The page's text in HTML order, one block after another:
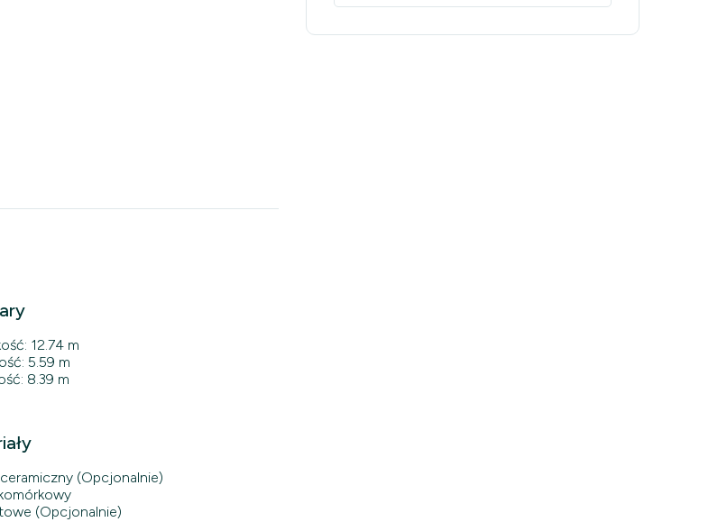
12.74 m
5.59 m
8.39 m
(Opcjonalnie)
(Opcjonalnie)